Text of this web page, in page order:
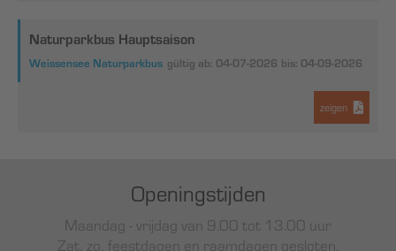
Naturparkbus Hauptsaison
Weissensee Naturparkbus gültig ab: 04-07-2026 bis: 04-09-2026
zeigen
Openingstijden
Maandag - vrijdag van 9.00 tot 13.00 uur
Zat, zo, feestdagen en raamdagen gesloten.